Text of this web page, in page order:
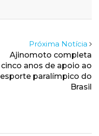
Próxima Notícia
Ajinomoto completa
cinco anos de apoio ao
esporte paralímpico do
Brasil